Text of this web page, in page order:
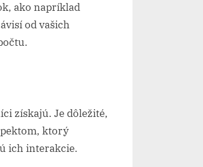
ako napríklad
od vašich
získajú. Je dôležité,
ktorý
ich interakcie.